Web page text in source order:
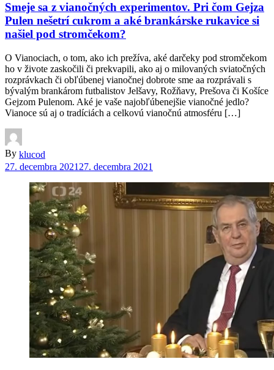
Smeje sa z vianočných experimentov. Pri čom Gejza
Pulen nešetrí cukrom a aké brankárske rukavice si
našiel pod stromčekom?
O Vianociach, o tom, ako ich prežíva, aké darčeky pod stromčekom
ho v živote zaskočili či prekvapili, ako aj o milovaných sviatočných
rozprávkach či obľúbenej vianočnej dobrote sme aa rozprávali s
bývalým brankárom futbalistov Jelšavy, Rožňavy, Prešova či Košíce
Gejzom Pulenom. Aké je vaše najobľúbenejšie vianočné jedlo?
Vianoce sú aj o tradíciách a celkovú vianočnú atmosféru […]
By klucod
27. decembra 2021 27. decembra 2021